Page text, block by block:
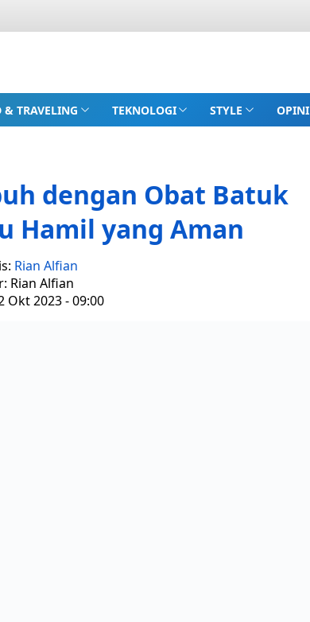
& TRAVELING TEKNOLOGI STYLE OPINI
dengan Obat Batuk
Hamil yang Aman
Rian Alfian
Rian Alfian
Okt 2023 - 09:00